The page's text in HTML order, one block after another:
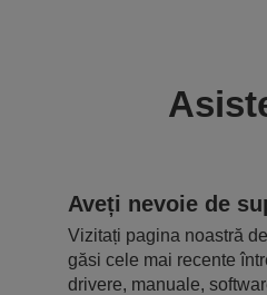
Aveți nevoie de
Vizitați pagina noastră
găsi cele mai recente
drivere, manuale,